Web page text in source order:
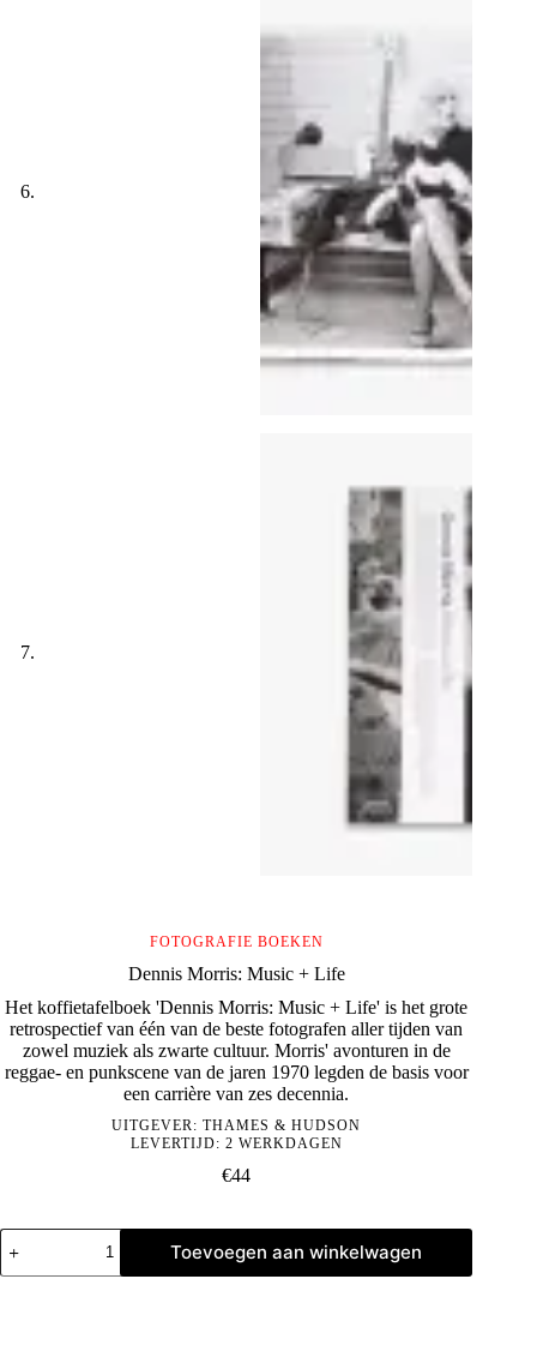
FOTOGRAFIE BOEKEN
Dennis Morris: Music + Life
Het koffietafelboek 'Dennis Morris: Music + Life' is het grote
retrospectief van één van de beste fotografen aller tijden van
zowel muziek als zwarte cultuur. Morris' avonturen in de
reggae- en punkscene van de jaren 1970 legden de basis voor
een carrière van zes decennia.
UITGEVER:THAMES & HUDSON
LEVERTIJD: 2 WERKDAGEN
€44
Dennis
Morris:
Music
Toevoegen aan winkelwagen